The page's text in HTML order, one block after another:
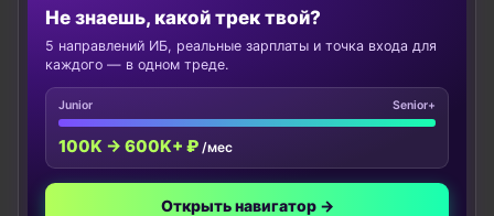
Не знаешь, какой трек твой?
5 направлений ИБ, реальные зарплаты и точка входа для
каждого — в одном треде.
Junior Senior+
100K → 600K+ ₽ /мес
Открыть навигатор →